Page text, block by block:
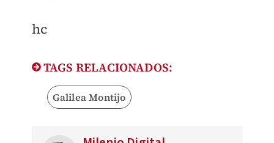
hc
TAGS RELACIONADOS:
Galilea Montijo